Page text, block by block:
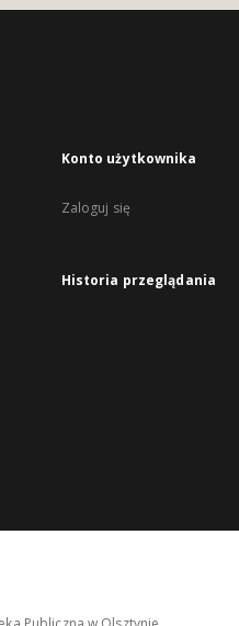
Konto użytkownika
Zaloguj się
Historia przeglądania